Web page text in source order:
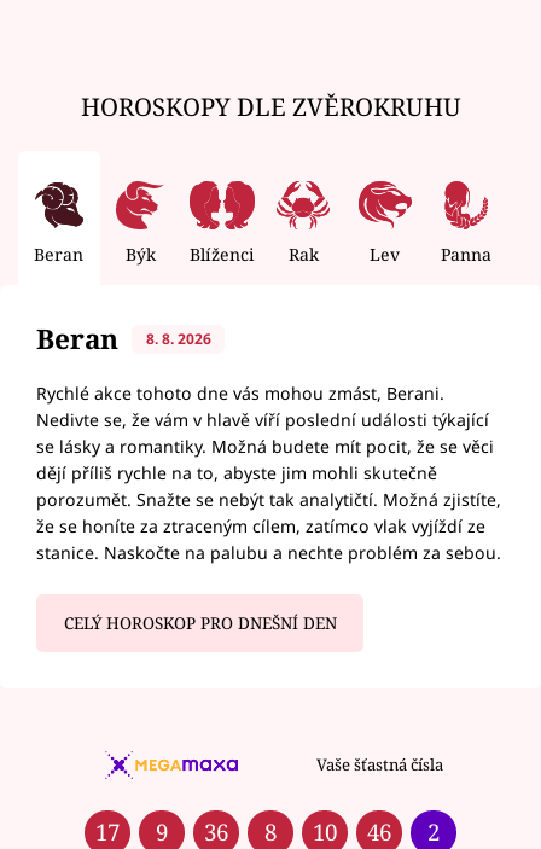
HOROSKOPY DLE ZVĚROKRUHU
Beran Býk Blíženci Rak Lev Panna
Beran 8. 8. 2026
Rychlé akce tohoto dne vás mohou zmást, Berani.
Nedivte se, že vám v hlavě víří poslední události týkající
se lásky a romantiky. Možná budete mít pocit, že se věci
dějí příliš rychle na to, abyste jim mohli skutečně
porozumět. Snažte se nebýt tak analytičtí. Možná zjistíte,
že se honíte za ztraceným cílem, zatímco vlak vyjíždí ze
stanice. Naskočte na palubu a nechte problém za sebou.
CELÝ HOROSKOP PRO DNEŠNÍ DEN
Vaše šťastná čísla
17 9 36 8 10 46 2